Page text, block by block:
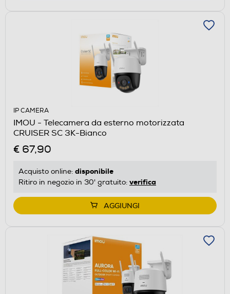
IP CAMERA
IMOU - Telecamera da esterno motorizzata
CRUISER SC 3K-Bianco
€ 67,90
Acquisto online: disponibile
Ritiro in negozio in 30' gratuito: verifica
AGGIUNGI